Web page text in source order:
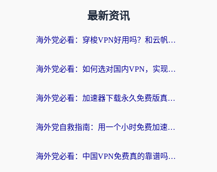
最新资讯
海外党必看：穿梭VPN好用吗？和云帆VPN对比哪个回国效果更好？附真实测评+避坑指南
海外党必看：如何选对国内VPN，实现无缝访问国内资源？
海外党必看：加速器下载永久免费版真的存在吗？教你无缝访问国内资源的正确姿势
海外党自救指南：用一个小时免费加速器，轻松打破国内资源访问壁垒？
海外党必看：中国VPN免费真的靠谱吗？手把手教你选对回国加速器